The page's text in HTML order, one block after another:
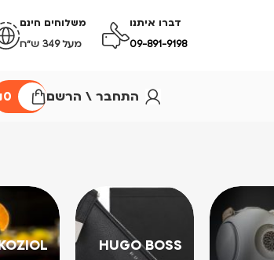
דברו איתנו
09-891-9198
משלוחים חינם
מעל 349 ש״ח
התחבר \ הרשם 0
HUGO BOSS